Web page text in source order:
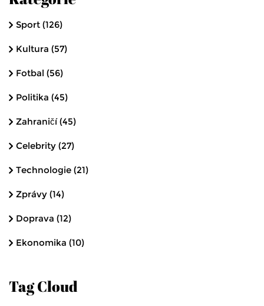
Sport (126)
Kultura (57)
Fotbal (56)
Politika (45)
Zahraničí(45)
Celebrity (27)
Technologie (21)
Zprávy (14)
Doprava (12)
Ekonomika (10)
Tag Cloud